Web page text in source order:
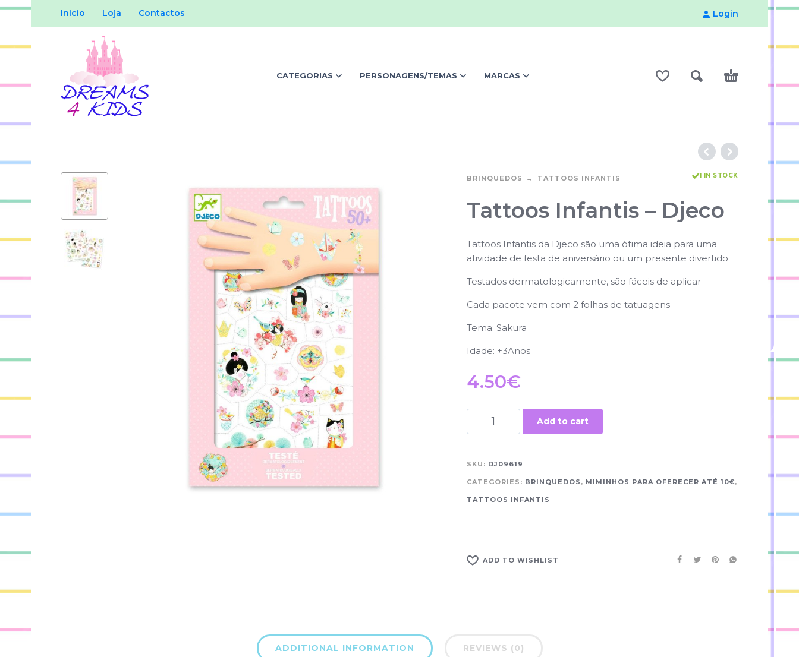
Início Loja Contactos Login
CATEGORIAS PERSONAGENS/TEMAS MARCAS
BRINQUEDOS TATTOOS INFANTIS 1 IN STOCK
Tattoos Infantis – Djeco
Tattoos Infantis da Djeco são uma ótima ideia para uma
atividade de festa de aniversário ou um presente divertido
Testados dermatologicamente, são fáceis de aplicar
Cada pacote vem com 2 folhas de tatuagens
Tema: Sakura
Idade: +3Anos
4.50€
Add to cart
SKU: DJ09619
CATEGORIES: BRINQUEDOS , MIMINHOS PARA OFERECER ATÉ 10€,
TATTOOS INFANTIS
ADD TO WISHLIST
ADDITIONAL INFORMATION REVIEWS (0)